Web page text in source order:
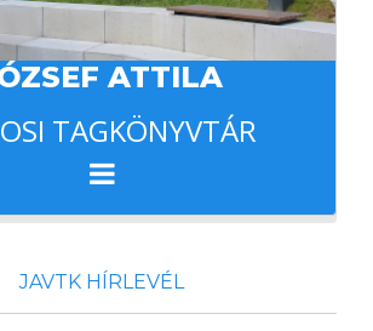
ATTILA
TAGKÖNYVTÁR
JAVTK HÍRLEVÉL